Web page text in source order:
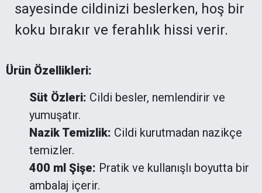
sayesinde cildinizi beslerken, hoş bir
koku bırakır ve ferahlık hissi verir.
Ürün Özellikleri:
Süt Özleri: Cildi besler, nemlendirir ve
yumuşatır.
Nazik Temizlik: Cildi kurutmadan nazikçe
temizler.
400 ml Şişe: Pratik ve kullanışlı boyutta bir
ambalaj içerir.